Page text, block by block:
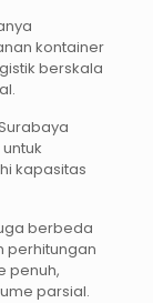
kontainer
berskala
kapasitas
berbeda
perhitungan
penuh,
parsial.